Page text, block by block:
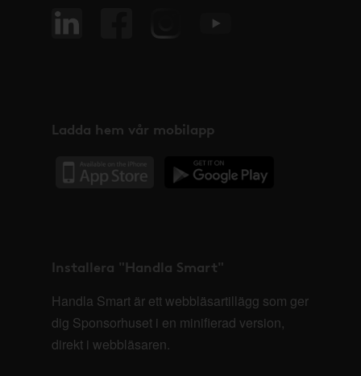
Ladda hem vår mobilapp
Installera "Handla Smart"
Handla Smart är ett webbläsartillägg som ger
dig Sponsorhuset i en minifierad version,
direkt i webbläsaren.